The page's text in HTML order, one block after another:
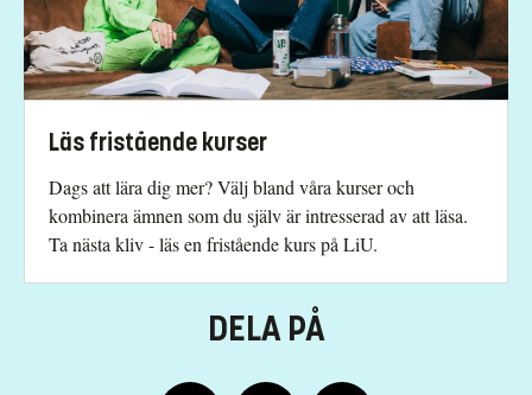
Läs fristående kurser
Dags att lära dig mer? Välj bland våra kurser och
kombinera ämnen som du själv är intresserad av att läsa.
Ta nästa kliv - läs en fristående kurs på LiU.
DELA PÅ